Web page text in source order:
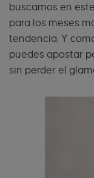
buscamos en
para los meses
tendencia. Y
puedes apostar
sin perder el